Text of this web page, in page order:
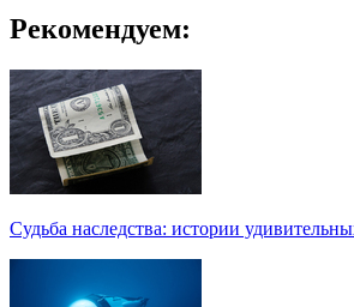
Рекомендуем:
Судьба наследства: истории